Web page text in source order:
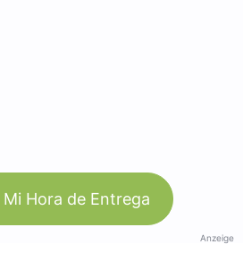
Hora de Entrega
Anzeige